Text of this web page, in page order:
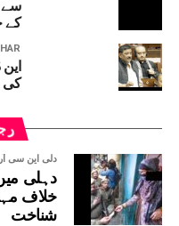
گئی۔ اب اس عمل کے لیے
ایم آر سی کے عہدیداروں نے
شروع کرنے کے لئے ایل این
ہے۔ یہ ایجنسی دونوں
دونوں راستوں پر سول کام
ہے۔اس لائن پر آٹھ اسٹیشن
بوائز انٹر کالج شامل ہوں
سے
کے
کی
دلی این سی آر
دہلی
شناخت